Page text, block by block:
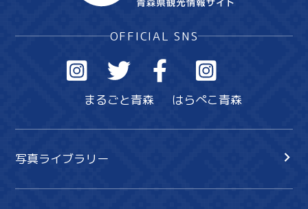
OFFICIAL SNS
まるごと青森 はらぺこ青森
写真ライブラリー